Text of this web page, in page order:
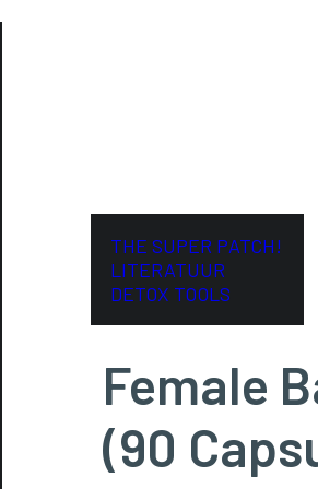
THE SUPER PATCH!
LITERATUUR
DETOX TOOLS
Female
(90